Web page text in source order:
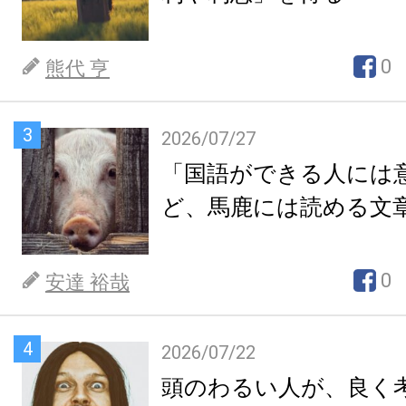
熊代 亨 0
3 2026/07/27
「国語ができる人には
ど、馬鹿には読める文
安達 裕哉 0
4 2026/07/22
頭のわるい人が、良く